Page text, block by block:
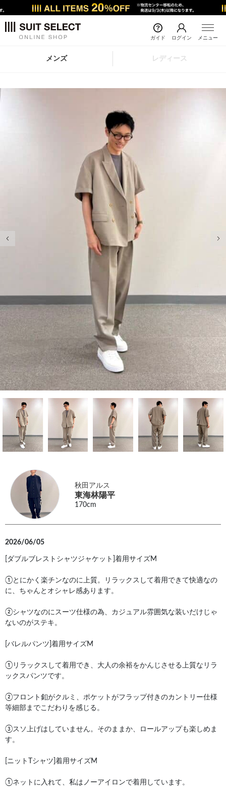
ガイド ログイン メニュー
メンズ レディース
秋田アルス
東海林陽平
170cm
2026/06/05
[ダブルブレストシャツジャケット]着用サイズM
①とにかく楽チンなのに上質。リラックスして着用できて快適なの
に、ちゃんとオシャレ感あります。
②シャツなのにスーツ仕様の為、カジュアル雰囲気な装いだけじゃ
ないのがステキ。
[バレルパンツ]着用サイズM
①リラックスして着用でき、大人の余裕をかんじさせる上質なリラ
ックスパンツです。
②フロント釦がクルミ、ポケットがフラップ付きのカントリー仕様
等細部までこだわりを感じる。
③スソ上げはしていません。そのままか、ロールアップも楽しめま
す。
[ニットTシャツ]着用サイズM
①ネットに入れて、私はノーアイロンで着用しています。